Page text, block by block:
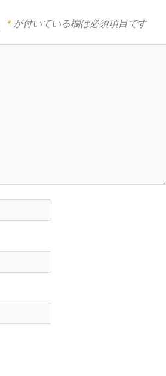
*が付いている欄は必須項目です